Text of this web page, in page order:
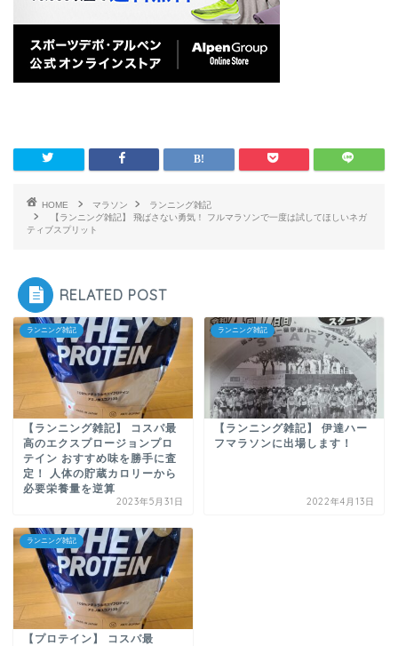
HOME マラソン
ランニング雑記
【ランニング雑記】 飛ばさない勇気！ フルマラソンで一度は試してほしいネガ
ティブスプリット
RELATED POST
ランニング雑記
【ランニング雑記】 コスパ最
高のエクスプロージョンプロ
テイン おすすめ味を勝手に査
定！ 人体の貯蔵カロリーから
必要栄養量を逆算
2023年5月31日
ランニング雑記
【ランニング雑記】 伊達ハー
フマラソンに出場します！
2022年4月13日
ランニング雑記
【プロテイン】 コスパ最